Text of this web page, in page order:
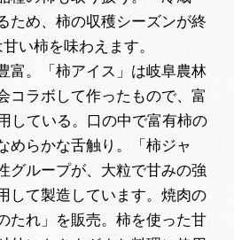
ため、柿の収穫シーズンが終
い柿を味わえます。
富。「柿アイス」は岐阜農林
コラボして作ったもので、富
している。口の中で富有柿の
めらかな舌触り。「柿ジャ
グループが、大粒で甘みの強
して製造しています。焼肉の
たれ」を販売。柿を使った甘